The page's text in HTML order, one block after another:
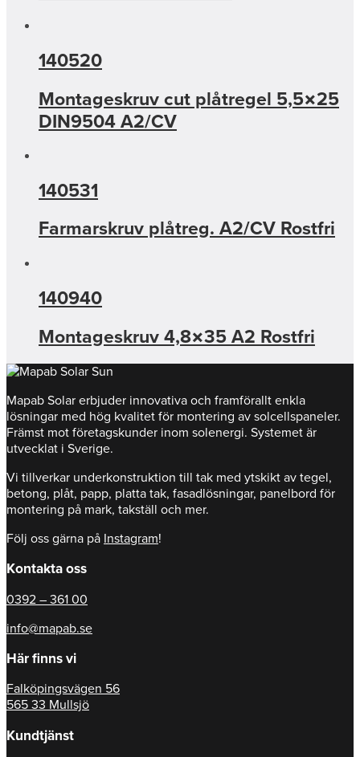
140520
Montageskruv cut plåtregel 5,5×25
DIN9504 A2/CV
140531
Farmarskruv plåtreg. A2/CV Rostfri
140940
Montageskruv 4,8×35 A2 Rostfri
Mapab Solar erbjuder innovativa och framförallt enkla
lösningar med hög kvalitet för montering av solcellspaneler.
Främst mot företagskunder inom solenergi. Systemet är
utvecklat i Sverige.
Vi tillverkar underkonstruktion till tak med ytskikt av tegel,
betong, plåt, papp, platta tak, fasadlösningar, panelbord för
montering på mark, takställ och mer.
Följ oss gärna på Instagram!
Kontakta oss
0392 – 361 00
info@mapab.se
Här finns vi
Falköpingsvägen 56
565 33 Mullsjö
Kundtjänst